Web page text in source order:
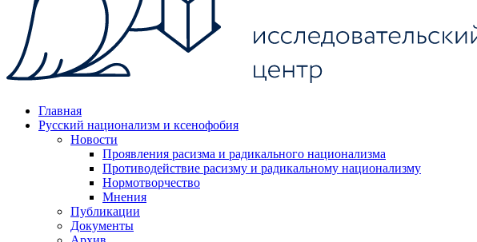
Главная
Русский национализм и ксенофобия
Новости
Проявления расизма и радикального национализма
Противодействие расизму и радикальному национализму
Нормотворчество
Мнения
Публикации
Документы